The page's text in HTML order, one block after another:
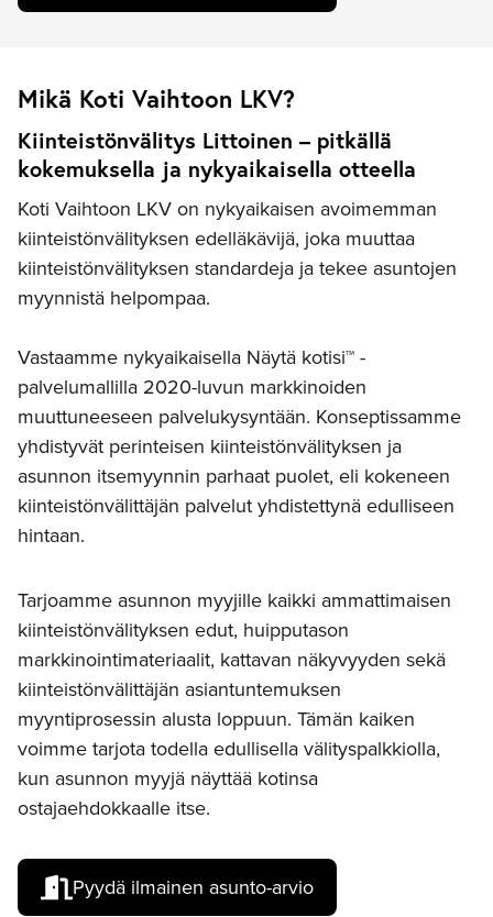
Mikä Koti Vaihtoon LKV?
Kiinteistönvälitys Littoinen – pitkällä
kokemuksella ja nykyaikaisella otteella
Koti Vaihtoon LKV on nykyaikaisen avoimemman
kiinteistönvälityksen edelläkävijä, joka muuttaa
kiinteistönvälityksen standardeja ja tekee asuntojen
myynnistä helpompaa.
Vastaamme nykyaikaisella Näytä kotisi™ -
palvelumallilla 2020-luvun markkinoiden
muuttuneeseen palvelukysyntään. Konseptissamme
yhdistyvät perinteisen kiinteistönvälityksen ja
asunnon itsemyynnin parhaat puolet, eli kokeneen
kiinteistönvälittäjän palvelut yhdistettynä edulliseen
hintaan.
Tarjoamme asunnon myyjille kaikki ammattimaisen
kiinteistönvälityksen edut, huipputason
markkinointimateriaalit, kattavan näkyvyyden sekä
kiinteistönvälittäjän asiantuntemuksen
myyntiprosessin alusta loppuun. Tämän kaiken
voimme tarjota todella edullisella välityspalkkiolla,
kun asunnon myyjä näyttää kotinsa
ostajaehdokkaalle itse.
Pyydä ilmainen asunto-arvio